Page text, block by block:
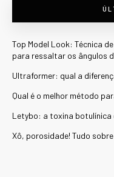
Top Model Look: Técnica
para ressaltar os ângulos
Ultraformer: qual a
Qual é o melhor método
Letybo: a toxina botulínica
Xô, porosidade! Tudo